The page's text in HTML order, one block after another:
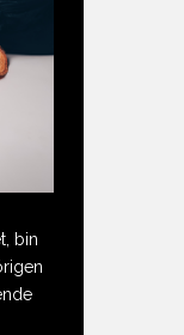
bin